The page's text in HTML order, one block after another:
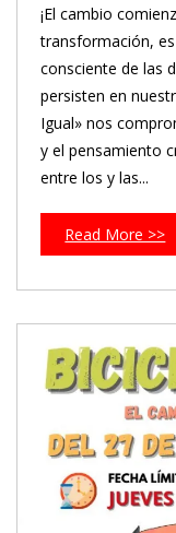
¡El cambio
transformación,
consciente de las
persisten en
Igual» nos
y el pensamiento
entre los y las...
Read More >>